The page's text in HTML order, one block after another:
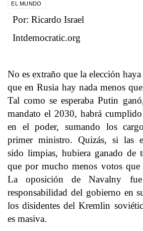
EL MUNDO
Por: Ricardo Israel
Intdemocratic.org
No es extraño que la elección
que en Rusia hay nada menos
Tal como se esperaba Putin
mandato el 2030, habrá
en el poder, sumando los
primer ministro. Quizás, si las
sido limpias, hubiera ganado de
que por mucho menos votos
La oposición de Navalny
responsabilidad del gobierno en
los disidentes del Kremlin
es masiva.